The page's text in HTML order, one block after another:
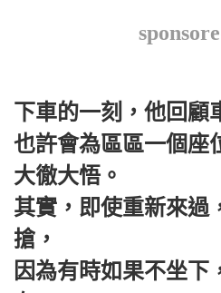
下車的一刻，他回顧
也許會為區區一個座
大徹大悟。
其實，即使重新來過
搶，
因為有時如果不坐下